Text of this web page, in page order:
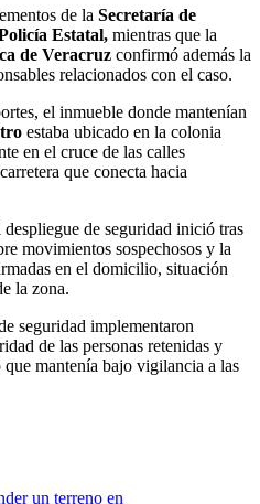
de la Secretaría de
Estatal, mientras que la
de Veracruz confirmó además la
relacionados con el caso.
el inmueble donde mantenían
estaba ubicado en la colonia
en el cruce de las calles
que conecta hacia
de seguridad inició tras
movimientos sospechosos y la
en el domicilio, situación
la zona.
seguridad implementaron
de las personas retenidas y
mantenía bajo vigilancia a las
un terreno en